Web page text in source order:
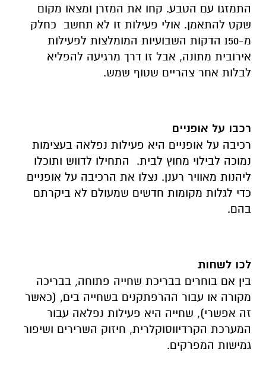
התמזגו עם הטבע. קחו את המזרן ומצאו מקום
שקט להתאמן. אולי פעילות זו לא תחשב כחלק
מ-150 הדקות השבועיות המומלצות לפעילות
אירובית מתונה, אבל זו דרך מרגיעה להפליא
לבלות אחר צהריים שטוף שמש.
רכבו על אופניים
רכיבה על אופניים היא פעילות נפלאה בעצימות
נמוכה לבילוי מחוץ לבית. התחילו לדווש ותוכלו
ליהנות מאוויר רענן. נצלו את הרכיבה על אופניים
כדי לגלות מקומות חדשים שמעולם לא ביקרתם
בהם.
לכו לשחות
בין אם בוחרים בבריכת שחייה פתוחה, בבריכה
מקורה או עבור ההרפתקנים בשחייה בים, (כאשר
זה אפשרי), שחייה היא פעילות נפלאה עבור
המערכת הקרדיווסוקלרית, חיזוק השרירים ושיפור
גמישות המפרקים.